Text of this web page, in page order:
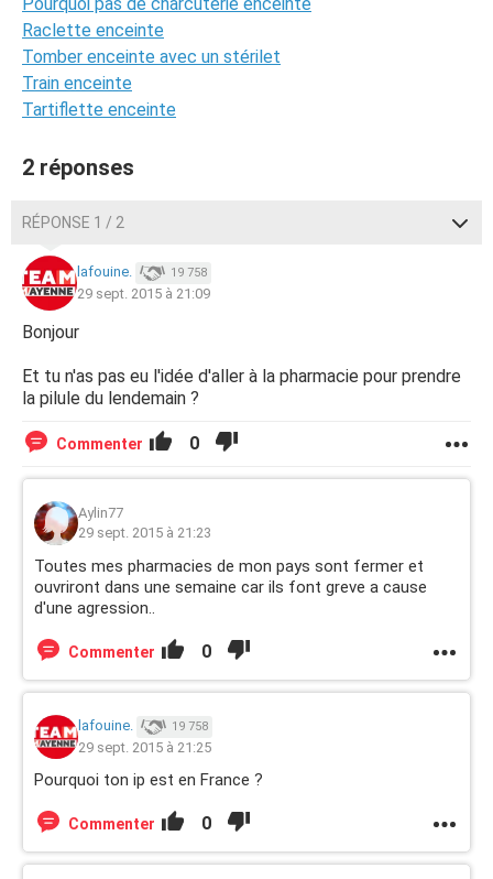
Raclette enceinte
Tomber enceinte avec un stérilet
Train enceinte
Tartiflette enceinte
2 réponses
RÉPONSE 1 / 2
lafouine. 19 758
29 sept. 2015 à 21:09
Bonjour
Et tu n'as pas eu l'idée d'aller à la pharmacie pour prendre
la pilule du lendemain ?
Commenter 0
Aylin77
29 sept. 2015 à 21:23
Toutes mes pharmacies de mon pays sont fermer et
ouvriront dans une semaine car ils font greve a cause
d'une agression..
Commenter 0
lafouine. 19 758
29 sept. 2015 à 21:25
Pourquoi ton ip est en France ?
Commenter 0